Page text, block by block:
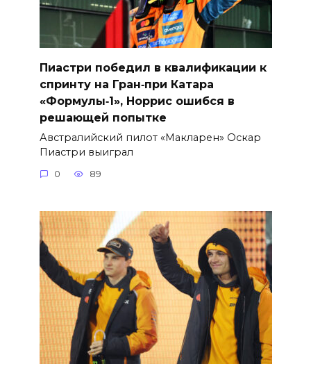
Пиастри победил в квалификации к
спринту на Гран‑при Катара
«Формулы‑1», Норрис ошибся в
решающей попытке
Австралийский пилот «Макларен» Оскар
Пиастри выиграл
0 89